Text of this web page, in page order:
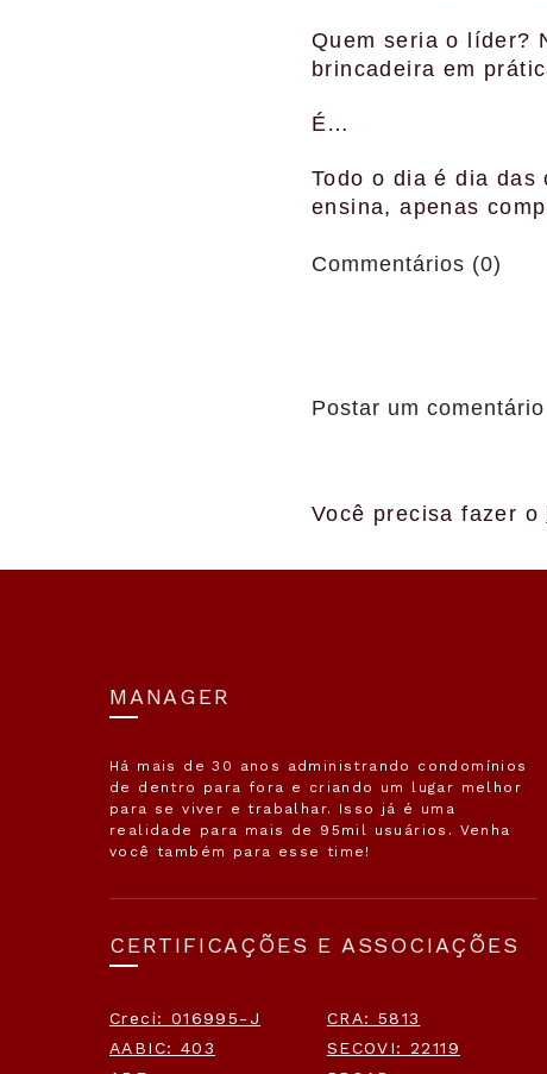
Quem seria o líder?
brincadeira em
É…
Todo o dia é dia das
ensina, apenas
Commentários (0)
Postar um comentário
Você precisa fazer o
MANAGER
Há mais de 30 anos administrando condomínios
de dentro para fora e criando um lugar melhor
para se viver e trabalhar. Isso já é uma
realidade para mais de 95mil usuários. Venha
você também para esse time!
CERTIFICAÇÕES E ASSOCIAÇÕES
Creci: 016995-J
CRA: 5813
AABIC: 403
SECOVI: 22119